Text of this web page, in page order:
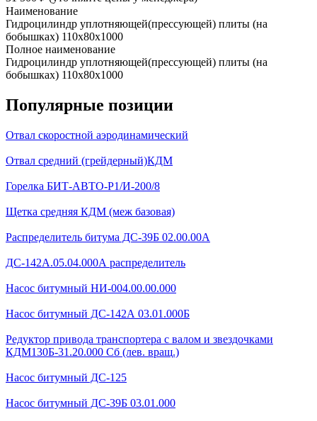
Наименование
Гидроцилиндр уплотняющей(прессующей) плиты (на
бобышках) 110х80х1000
Полное наименование
Гидроцилиндр уплотняющей(прессующей) плиты (на
бобышках) 110х80х1000
Популярные позиции
Отвал скоростной аэродинамический
Отвал средний (грейдерный)КДМ
Горелка БИТ-АВТО-Р1/И-200/8
Щетка средняя КДМ (меж базовая)
Распределитель битума ДС-39Б 02.00.00А
ДС-142А.05.04.000А распределитель
Насос битумный НИ-004.00.00.000
Насос битумный ДС-142А 03.01.000Б
Редуктор привода транспортера с валом и звездочками
КДМ130Б-31.20.000 Сб (лев. вращ.)
Насос битумный ДС-125
Насос битумный ДС-39Б 03.01.000